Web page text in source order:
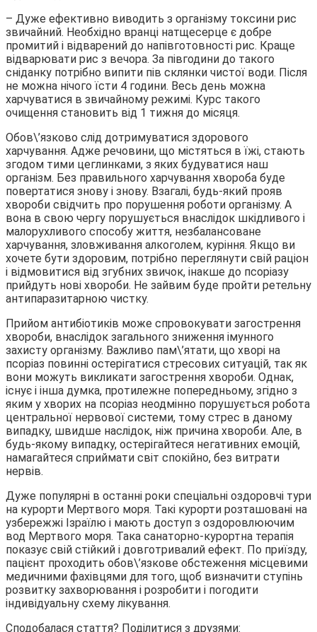
– Дуже ефективно виводить з організму токсини рис
звичайний. Необхідно вранці натщесерце є добре
промитий і відварений до напівготовності рис. Краще
відварювати рис з вечора. За півгодини до такого
сніданку потрібно випити пів склянки чистої води. Після
не можна нічого їсти 4 години. Весь день можна
харчуватися в звичайному режимі. Курс такого
очищення становить від 1 тижня до місяця.
Обов\’язково слід дотримуватися здорового
харчування. Адже речовини, що містяться в їжі, стають
згодом тими цеглинками, з яких будуватися наш
організм. Без правильного харчування хвороба буде
повертатися знову і знову. Взагалі, будь-який прояв
хвороби свідчить про порушення роботи організму. А
вона в свою чергу порушується внаслідок шкідливого і
малорухливого способу життя, незбалансоване
харчування, зловживання алкоголем, куріння. Якщо ви
хочете бути здоровим, потрібно переглянути свій раціон
і відмовитися від згубних звичок, інакше до псоріазу
прийдуть нові хвороби. Не зайвим буде пройти ретельну
антипаразитарною чистку.
Прийом антибіотиків може спровокувати загострення
хвороби, внаслідок загального зниження імунного
захисту організму. Важливо пам\’ятати, що хворі на
псоріаз повинні остерігатися стресових ситуацій, так як
вони можуть викликати загострення хвороби. Однак,
існує і інша думка, протилежне попередньому, згідно з
яким у хворих на псоріаз неодмінно порушується робота
центральної нервової системи, тому стрес в даному
випадку, швидше наслідок, ніж причина хвороби. Але, в
будь-якому випадку, остерігайтеся негативних емоцій,
намагайтеся сприймати світ спокійно, без витрати
нервів.
Дуже популярні в останні роки спеціальні оздоровчі тури
на курорти Мертвого моря. Такі курорти розташовані на
узбережжі Ізраїлю і мають доступ з оздоровлюючим
вод Мертвого моря. Така санаторно-курортна терапія
показує свій стійкий і довготривалий ефект. По приїзду,
пацієнт проходить обов\’язкове обстеження місцевими
медичними фахівцями для того, щоб визначити ступінь
розвитку захворювання і розробити і погодити
індивідуальну схему лікування.
Сподобалася стаття? Поділитися з друзями: